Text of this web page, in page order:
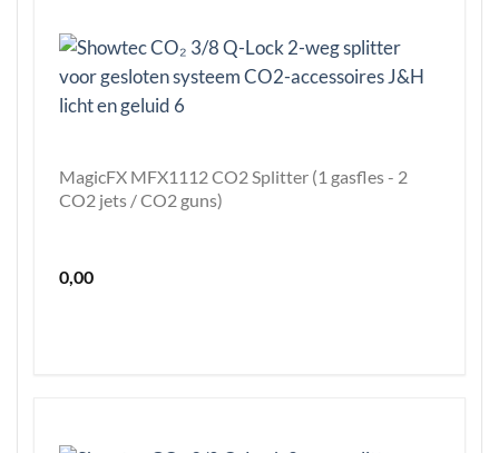
MagicFX MFX1112 CO2 Splitter (1 gasfles - 2
CO2 jets / CO2 guns)
0,00